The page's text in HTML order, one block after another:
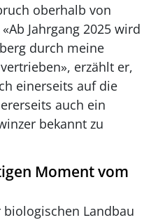
oberhalb von
Jahrgang 2025 wird
durch meine
erzählt er,
einerseits auf die
auch ein
bekannt zu
Moment vom
Landbau